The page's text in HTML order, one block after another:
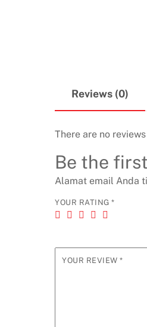
Reviews (0)
There are no
Be the
Alamat email Anda
YOUR RATING*
YOUR REVIEW*